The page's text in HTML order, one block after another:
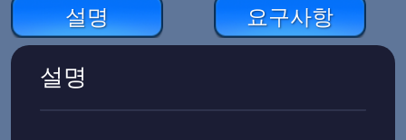
설명 요구사항
설명